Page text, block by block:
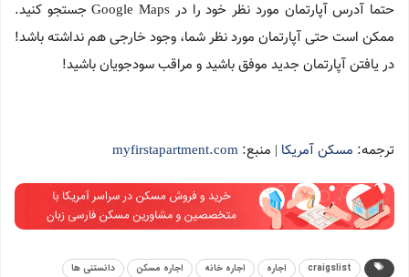
حتما آدرس آپارتمان مورد نظر خود را در Google Maps جستجو کنید.
ممکن است حتی آپارتمان مورد نظر شما، وجود خارجی هم نداشته باشد!
در یافتن آپارتمان جدید موفق باشید و مراقب سودجویان باشید!
ترجمه: مسکن آمریکا | منبع: myfirstapartment.com
craigslist اجاره اجاره خانه اجاره مسکن
دانستنی ها